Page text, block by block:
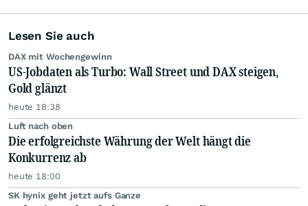
Lesen Sie auch
DAX mit Wochengewinn
US-Jobdaten als Turbo: Wall Street und DAX steigen,
Gold glänzt
heute 18:38
Luft nach oben
Die erfolgreichste Währung der Welt hängt die
Konkurrenz ab
heute 18:00
SK hynix geht jetzt aufs Ganze